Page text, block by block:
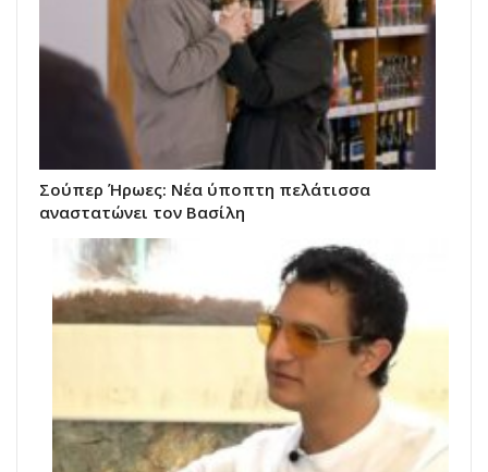
Σούπερ Ήρωες: Νέα ύποπτη πελάτισσα
αναστατώνει τον Βασίλη